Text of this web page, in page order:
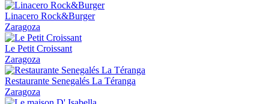
Linacero Rock&Burger
Zaragoza
Le Petit Croissant
Zaragoza
Restaurante Senegalés La Téranga
Zaragoza